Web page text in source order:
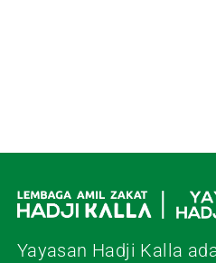
Yayasan Hadji Kalla